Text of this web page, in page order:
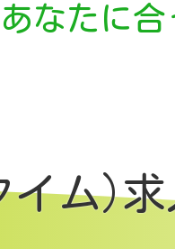
あなたに合
イム)求